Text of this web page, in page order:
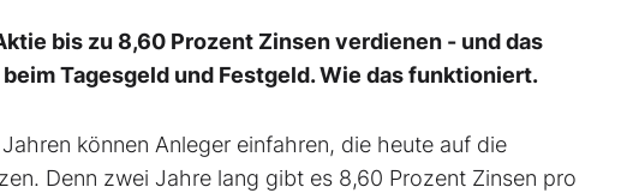
bis zu 8,60 Prozent Zinsen verdienen - und das
Tagesgeld und Festgeld. Wie das funktioniert.
können Anleger einfahren, die heute auf die
Denn zwei Jahre lang gibt es 8,60 Prozent Zinsen pro